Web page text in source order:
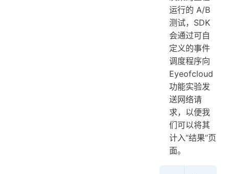
运行的 A/B
测试，SDK
会通过可自
定义的事件
调度程序向
Eyeofcloud
功能实验发
送网络请
求，以便我
们可以将其
计入“结果”页
面。